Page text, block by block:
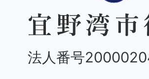
法人番号